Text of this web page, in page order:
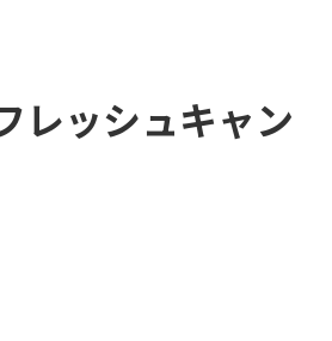
レッシュキャン